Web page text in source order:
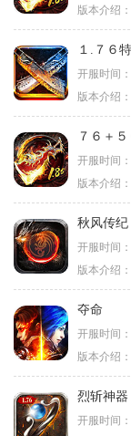
版本介绍：
１.７６
开服时间：
版本介绍：
７６＋
开服时间：
版本介绍：
秋风传纪
开服时间：
版本介绍：
夺命
开服时间：
版本介绍：
烈斩神器
开服时间：